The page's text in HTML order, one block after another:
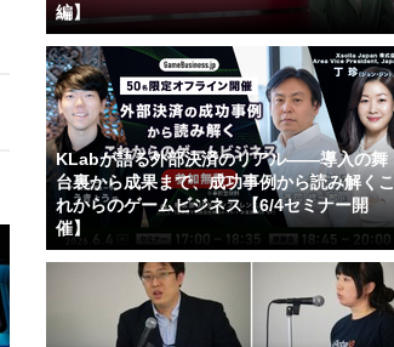
編】
KLabが語る外部決済のリアル――導入の舞
台裏から成果まで、成功事例から読み解くこ
れからのゲームビジネス【6/4セミナー開
催】